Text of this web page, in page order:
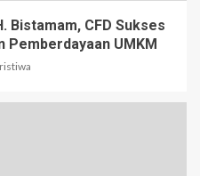
Bistamam, CFD Sukses
Pemberdayaan UMKM